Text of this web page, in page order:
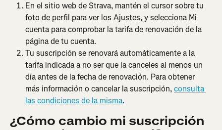
En el sitio web de Strava, mantén el cursor sobre tu
foto de perfil para ver los Ajustes, y selecciona Mi
cuenta para comprobar la tarifa de renovación de la
página de tu cuenta.
Tu suscripción se renovará automáticamente a la
tarifa indicada a no ser que la canceles al menos un
día antes de la fecha de renovación. Para obtener
más información o cancelar la suscripción, consulta
las condiciones de la misma.
¿Cómo cambio mi suscripción